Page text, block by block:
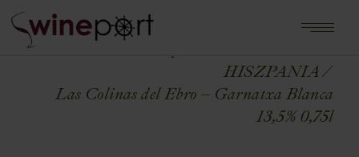
HISZPANIA
Las Colinas del Ebro – Garnatxa Blanca
13,5% 0,75l